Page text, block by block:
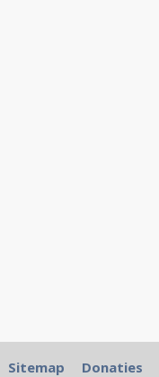
Sitemap Donaties